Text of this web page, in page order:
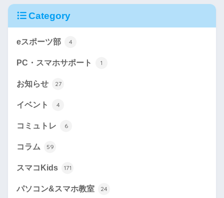
Category
eスポーツ部 4
PC・スマホサポート 1
お知らせ 27
イベント 4
コミュトレ 6
コラム 59
スマコKids 171
パソコン&スマホ教室 24